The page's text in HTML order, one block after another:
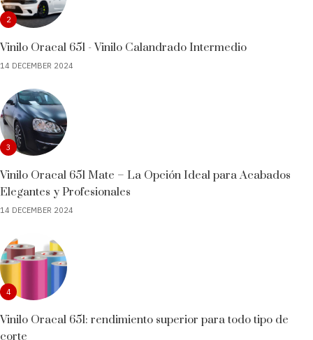
2
Vinilo Oracal 651 - Vinilo Calandrado Intermedio
14 DECEMBER 2024
3
Vinilo Oracal 651 Mate – La Opción Ideal para Acabados
Elegantes y Profesionales
14 DECEMBER 2024
4
Vinilo Oracal 651: rendimiento superior para todo tipo de
corte